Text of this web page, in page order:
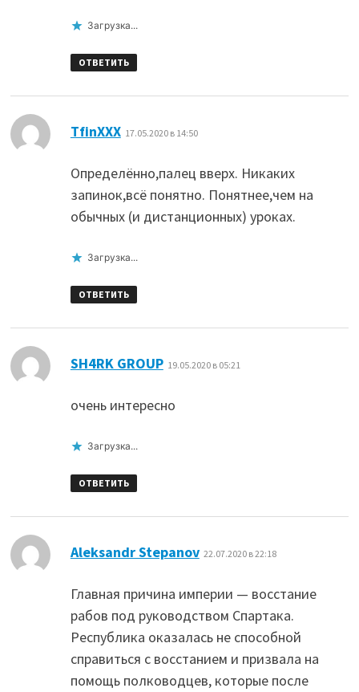
Загрузка...
ОТВЕТИТЬ
TfinXXX: 17.05.2020 в 14:50
Определённо,палец вверх. Никаких
запинок,всё понятно. Понятнее,чем на
обычных (и дистанционных) уроках.
Загрузка...
ОТВЕТИТЬ
SH4RK GROUP: 19.05.2020 в 05:21
очень интересно
Загрузка...
ОТВЕТИТЬ
Aleksandr Stepanov: 22.07.2020 в 22:18
Главная причина империи — восстание
рабов под руководством Спартака.
Республика оказалась не способной
справиться с восстанием и призвала на
помощь полководцев, которые после